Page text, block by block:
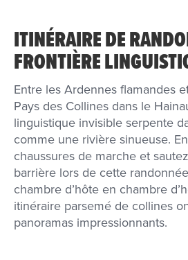
ITINÉRAIRE DE
FRONTIÈRE
Entre les Ardennes flamandes
Pays des Collines dans le
linguistique invisible serpente
comme une rivière sinueuse.
chaussures de marche et
barrière lors de cette
chambre d’hôte en chambre
itinéraire parsemé de collines
panoramas impressionnants.